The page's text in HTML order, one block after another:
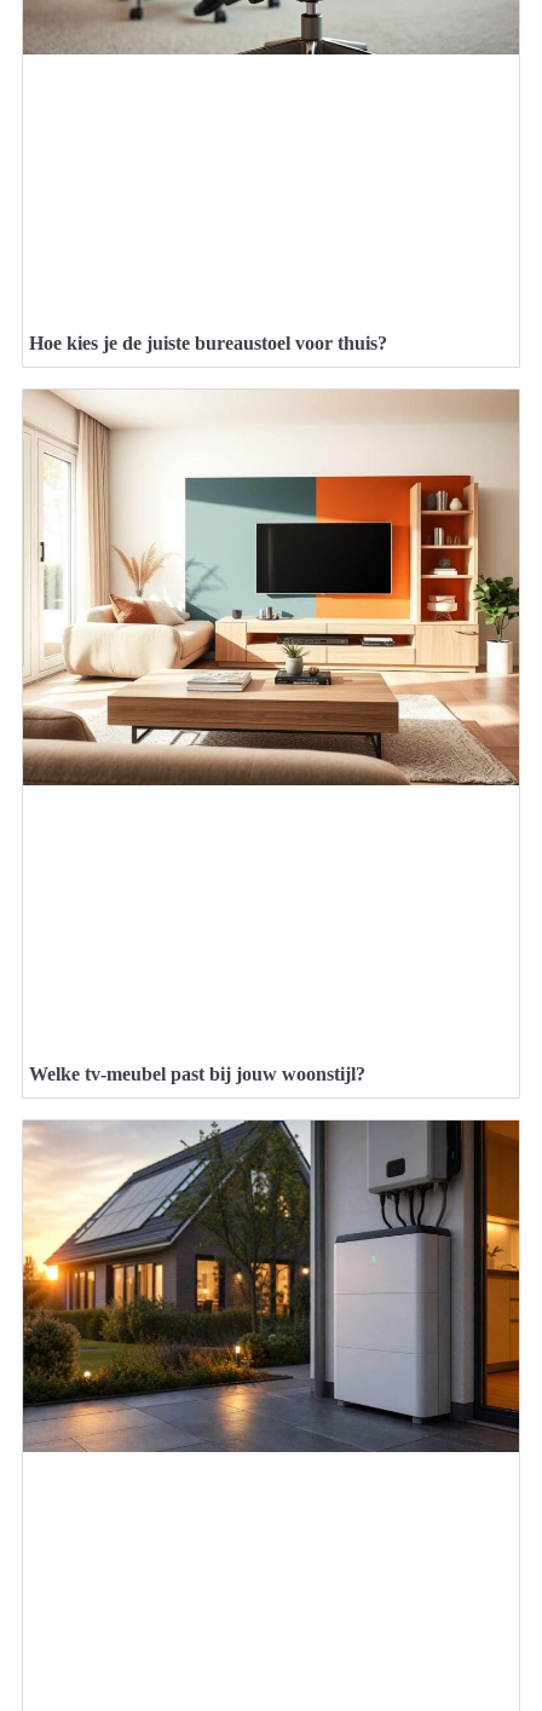
Hoe kies je de juiste bureaustoel voor thuis?
Welke tv-meubel past bij jouw woonstijl?